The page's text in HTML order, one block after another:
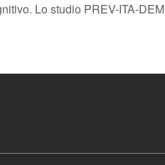
Lo studio PREV-ITA-DEM